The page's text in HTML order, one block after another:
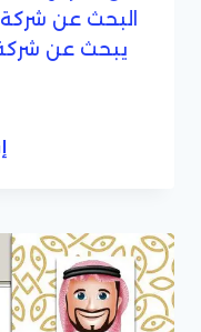
البحث عن
يبحث عن